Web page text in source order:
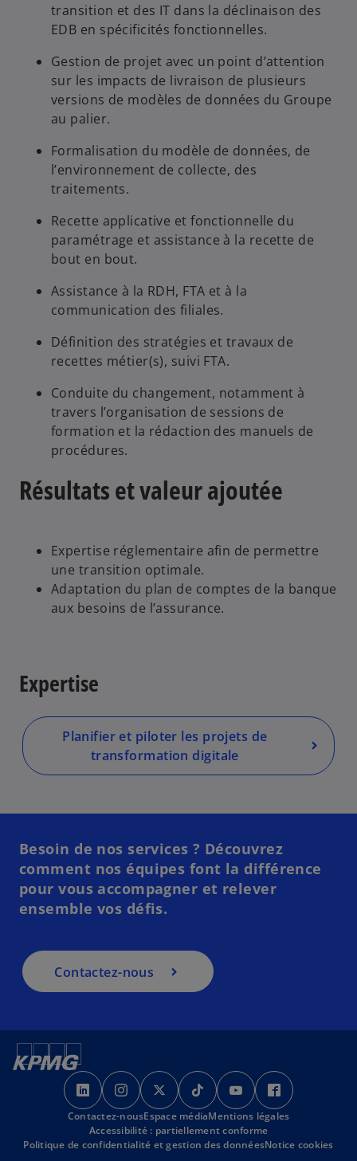
transition et des IT dans la déclinaison des
EDB en spécificités fonctionnelles.
Gestion de projet avec un point d’attention
sur les impacts de livraison de plusieurs
versions de modèles de données du Groupe
au palier.
Formalisation du modèle de données, de
l’environnement de collecte, des
traitements.
Recette applicative et fonctionnelle du
paramétrage et assistance à la recette de
bout en bout.
Assistance à la RDH, FTA et à la
communication des filiales.
Définition des stratégies et travaux de
recettes métier(s), suivi FTA.
Conduite du changement, notamment à
travers l’organisation de sessions de
formation et la rédaction des manuels de
procédures.
Résultats et valeur ajoutée
Expertise réglementaire afin de permettre
une transition optimale.
Adaptation du plan de comptes de la banque
aux besoins de l’assurance.
Expertise
Planifier et piloter les projets de
transformation digitale
Besoin de nos services ? Découvrez
comment nos équipes font la différence
pour vous accompagner et relever
ensemble vos défis.​
Contactez-nous
s
’
o
u
s
’
o
u
s
’
o
u
s
’
o
u
s
’
o
u
’
Contactez-nousEspace médiaMentions légales
Accessibilité : partiellement conforme
Politique de confidentialité et gestion des donnéesNotice cookies